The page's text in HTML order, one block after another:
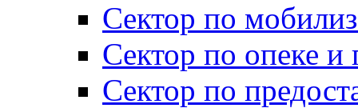
Сектор по
Сектор по опеке и
Сектор по